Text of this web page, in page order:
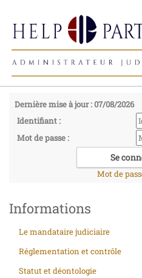
Dernière mise à jour : 07/08/2026
Identifiant :
Mot de passe :
Mot de
Informations
Le mandataire judiciaire
Réglementation et contrôle
Statut et déontologie